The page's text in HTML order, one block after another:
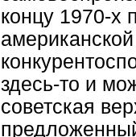
концу 1970-х
здесь-то и
советская